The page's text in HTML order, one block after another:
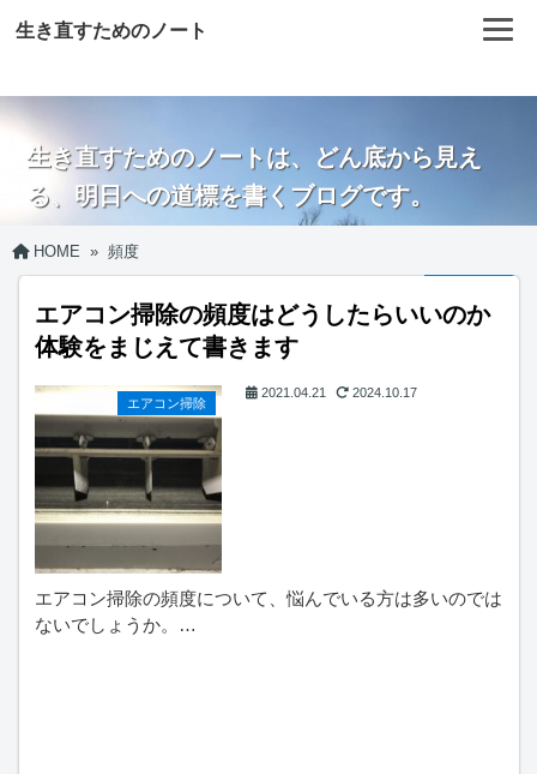
生き直すためのノート
生き直すためのノートは、どん底から見え
る、明日への道標を書くブログです。
HOME » 頻度
エアコン掃除の頻度はどうしたらいいのか
体験をまじえて書きます
エアコン掃除
2021.04.21 2024.10.17
エアコン掃除の頻度について、悩んでいる方は多いのでは
ないでしょうか。…